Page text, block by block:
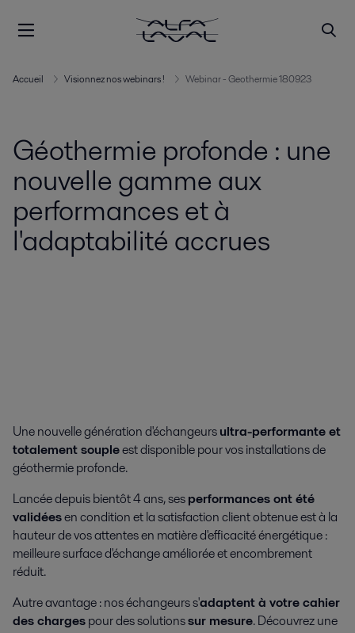
Accueil Visionnez nos webinars ! Webinar - Geothermie 180923
Géothermie profonde : une
nouvelle gamme aux
performances et à
l'adaptabilité accrues
Une nouvelle génération d'échangeursultra-performante et
totalement soupleest disponible pour vos installations de
géothermie profonde.
Lancée depuis bientôt 4 ans, sesperformances ont été
validéesen condition et la satisfaction client obtenue est à la
hauteur de vos attentes en matière d'efficacité énergétique :
meilleure surface d'échange améliorée et encombrement
réduit.
Autre avantage : nos échangeurs s'adaptent à votre cahier
des chargespour des solutionssur mesure. Découvrez une